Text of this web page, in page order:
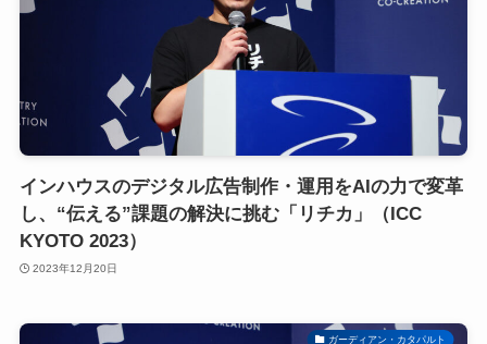
インハウスのデジタル広告制作・運用をAIの力で変革
し、“伝える”課題の解決に挑む「リチカ」（ICC
KYOTO 2023）
2023年12月20日
ガーディアン・カタパルト